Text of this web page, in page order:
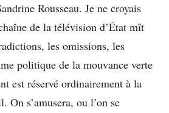
Rousseau. Je ne croyais
de la télévision d’État mît
les omissions, les
politique de la mouvance verte
est réservé ordinairement à la
On s’amusera, ou l’on se